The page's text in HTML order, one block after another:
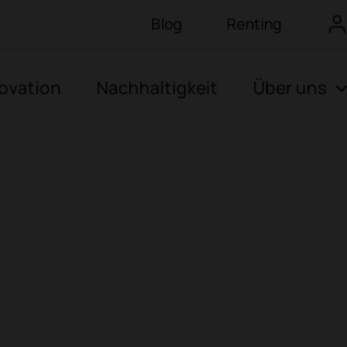
Blog Renting
Nachhaltigkeit Über uns